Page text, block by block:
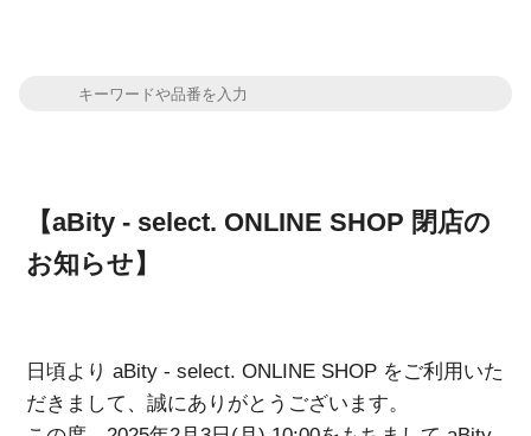
【aBity - select. ONLINE SHOP 閉店の
お知らせ】
日頃より aBity - select. ONLINE SHOP をご利用いた
だきまして、誠にありがとうございます。